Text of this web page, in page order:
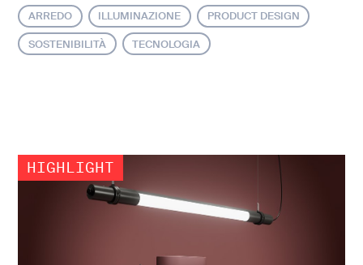
ARREDO ILLUMINAZIONE PRODUCT DESIGN
SOSTENIBILITÀ TECNOLOGIA